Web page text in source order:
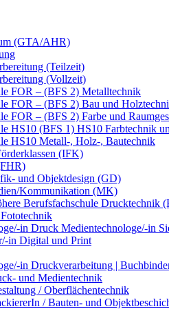
(GTA/AHR)
(Teilzeit)
(Vollzeit)
FOR – (BFS 2) Metalltechnik
FOR – (BFS 2) Bau und
FOR – (BFS 2) Farbe und
HS10 (BFS 1) HS10 Farbtechnik
HS10 Metall-, Holz-, Bautechnik
(IFK)
und Objektdesign (GD)
Kommunikation (MK)
Berufsfachschule Drucktechnik
in Druck Medientechnologe/-in
in Digital und Print
in Druckverarbeitung |
und Medientechnik
/ Oberflächentechnik
/ Bauten- und